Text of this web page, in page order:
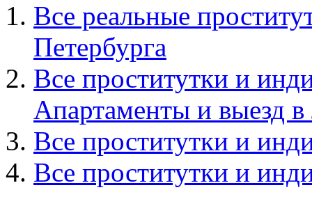
Все реальные
Петербурга
Все проститутки и
Апартаменты и выезд
Все проститутки и
Все проститутки и